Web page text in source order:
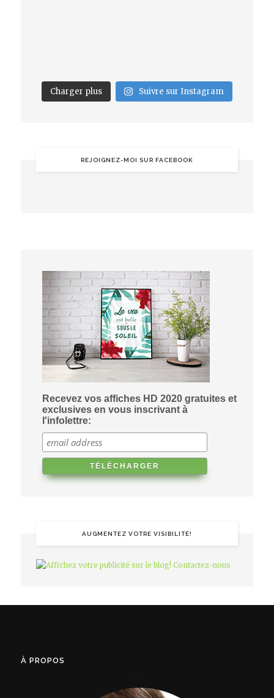
Charger plus Suivre sur Instagram
REJOIGNEZ-MOI SUR FACEBOOK
Recevez vos affiches HD 2020 gratuites et
exclusives en vous inscrivant à
l'infolettre:
AUGMENTEZ VOTRE VISIBILITÉ!
À PROPOS